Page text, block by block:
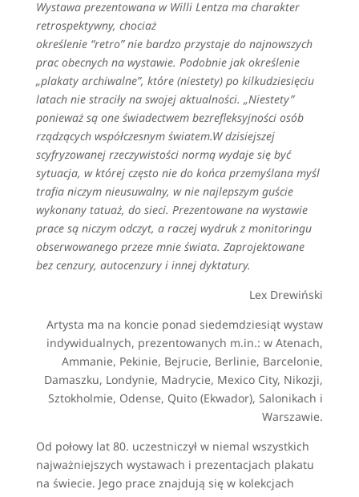
Wystawa prezentowana w Willi Lentza ma charakter
retrospektywny, chociaż
określenie “retro” nie bardzo przystaje do najnowszych
prac obecnych na wystawie. Podobnie jak określenie
„plakaty archiwalne”, które (niestety) po kilkudziesięciu
latach nie straciły na swojej aktualności. „Niestety”
ponieważ są one świadectwem bezrefleksyjności osób
rządzących współczesnym światem.W dzisiejszej
scyfryzowanej rzeczywistości normą wydaje się być
sytuacja, w której często nie do końca przemyślana myśl
trafia niczym nieusuwalny, w nie najlepszym guście
wykonany tatuaż, do sieci. Prezentowane na wystawie
prace są niczym odczyt, a raczej wydruk z monitoringu
obserwowanego przeze mnie świata. Zaprojektowane
bez cenzury, autocenzury i innej dyktatury.
Lex Drewiński
Artysta ma na koncie ponad siedemdziesiąt wystaw
indywidualnych, prezentowanych m.in.: w Atenach,
Ammanie, Pekinie, Bejrucie, Berlinie, Barcelonie,
Damaszku, Londynie, Madrycie, Mexico City, Nikozji,
Sztokholmie, Odense, Quito (Ekwador), Salonikach i
Warszawie.
Od połowy lat 80. uczestniczył w niemal wszystkich
najważniejszych wystawach i prezentacjach plakatu
na świecie. Jego prace znajdują się w kolekcjach